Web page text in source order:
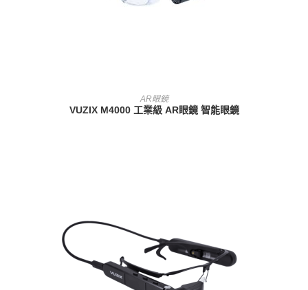
查看內容
AR眼鏡
VUZIX M4000 工業級 AR眼鏡 智能眼鏡